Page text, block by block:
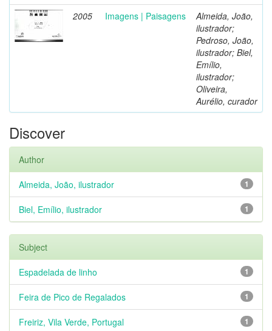
2005 Imagens | Paisagens
Almeida, João,
ilustrador;
Pedroso, João,
ilustrador; Biel,
Emílio,
ilustrador;
Oliveira,
Aurélio, curador
Discover
Author
1
Almeida, João, ilustrador
1
Biel, Emílio, ilustrador
Subject
1
Espadelada de linho
1
Feira de Pico de Regalados
1
Freiriz, Vila Verde, Portugal